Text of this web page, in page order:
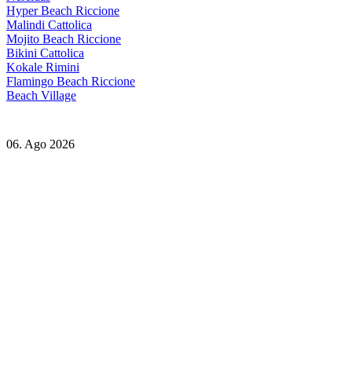
Hyper Beach Riccione
Malindi Cattolica
Mojito Beach Riccione
Bikini Cattolica
Kokale Rimini
Flamingo Beach Riccione
Beach Village
06. Ago 2026